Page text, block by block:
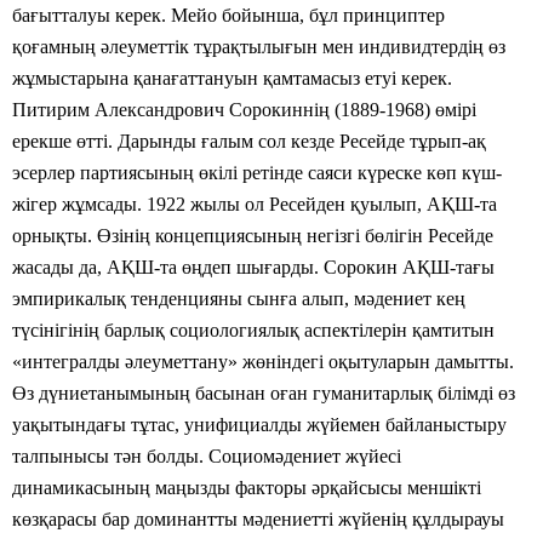
бағытталуы керек. Мейо бойынша, бұл принциптер
қоғамның әлеуметтік тұрақтылығын мен индивидтердің өз
жұмыстарына қанағаттануын қамтамасыз етуі керек.
Питирим Александрович Сорокиннің (1889-1968) өмірі
ерекше өтті. Дарынды ғалым сол кезде Ресейде тұрып-ақ
эсерлер партиясының өкілі ретінде саяси күреске көп күш-
жігер жұмсады. 1922 жылы ол Ресейден қуылып, АҚШ-та
орнықты. Өзінің концепциясының негізгі бөлігін Ресейде
жасады да, АҚШ-та өңдеп шығарды. Сорокин АҚШ-тағы
эмпирикалық тенденцияны сынға алып, мәдениет кең
түсінігінің барлық социологиялық аспектілерін қамтитын
«интегралды әлеуметтану» жөніндегі оқытуларын дамытты.
Өз дүниетанымының басынан оған гуманитарлық білімді өз
уақытындағы тұтас, унифициалды жүйемен байланыстыру
талпынысы тән болды. Социомәдениет жүйесі
динамикасының маңызды факторы әрқайсысы меншікті
көзқарасы бар доминантты мәдениетті жүйенің құлдырауы